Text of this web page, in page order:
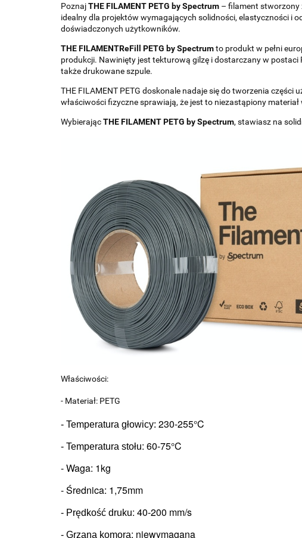
PoznajTHE FILAMENT PETG by Spectrum – filament stworzony
idealny dla projektów wymagających solidności, elastyczności i
doświadczonych użytkowników.
THE FILAMENTReFill PETG by Spectrumto produkt w pełni
produkcji. Nawinięty jest tekturową gilzę i dostarczany w postaci
także drukowane szpule.
THE FILAMENT PETG doskonale nadaje się do tworzenia
właściwości fizyczne sprawiają, że jest to niezastąpiony
WybierającTHE FILAMENT PETG by Spectrum, stawiasz na
Właściwości:
- Materiał: PETG
- Temperatura głowicy: 230-255°C
- Temperatura stołu: 60-75°C
- Waga: 1kg
- Średnica: 1,75mm
- Prędkość druku: 40-200 mm/s
- Grzana komora: niewymagana